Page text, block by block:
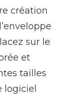
création
sur le
et
tailles
logiciel